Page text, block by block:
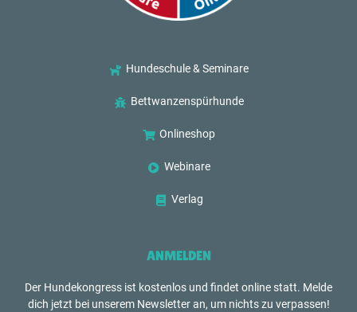
Hundeschule & Seminare
Bettwanzenspürhunde
Onlineshop
Webinare
Verlag
ANMELDEN
Der Hundekongress ist kostenlos und findet online statt. Melde
dich jetzt bei unserem Newsletter an, um nichts zu verpassen!